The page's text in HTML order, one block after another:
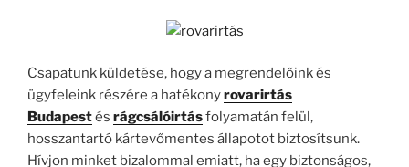
Csapatunk küldetése, hogy a megrendelőink és
ügyfeleink részére a hatékonyrovarirtás
Budapestés rágcsálóirtásfolyamatán felül,
hosszantartó kártevőmentes állapotot biztosítsunk.
Hívjon minket bizalommal emiatt, ha egy biztonságos,